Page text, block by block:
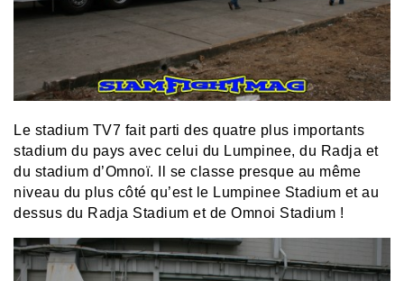
Le stadium TV7 fait parti des quatre plus importants
stadium du pays avec celui du Lumpinee, du Radja et
du stadium d’Omnoï. Il se classe presque au même
niveau du plus côté qu’est le Lumpinee Stadium et au
dessus du Radja Stadium et de Omnoi Stadium !